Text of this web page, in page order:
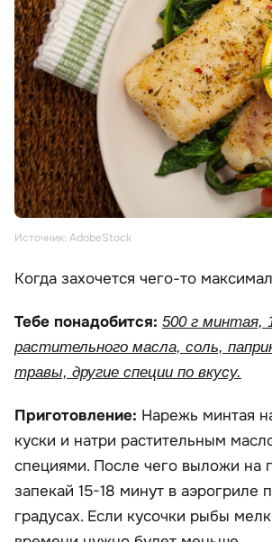
Источник: AdobeStock
Когда захочется чего-то
Тебе понадобится: 500 г минтая,
растительного масла, соль,
травы, другие специи по вкусу.
Приготовление: Нарежь минтая
куски и натри растительным
специями. После чего выложи на
запекай 15-18 минут в аэрогриле
градусах. Если кусочки рыбы